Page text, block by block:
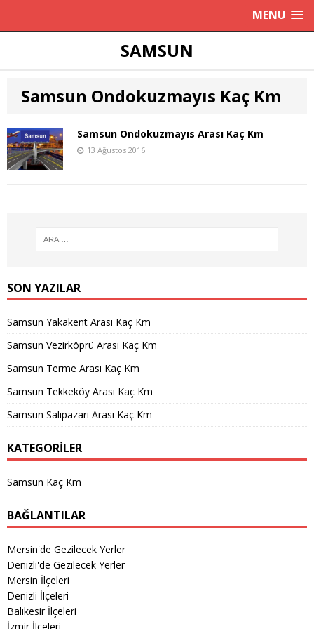
MENU
SAMSUN
Samsun Ondokuzmayıs Kaç Km
Samsun Ondokuzmayıs Arası Kaç Km
13 Ağustos 2016
SON YAZILAR
Samsun Yakakent Arası Kaç Km
Samsun Vezirköprü Arası Kaç Km
Samsun Terme Arası Kaç Km
Samsun Tekkeköy Arası Kaç Km
Samsun Salıpazarı Arası Kaç Km
KATEGORILER
Samsun Kaç Km
BAĞLANTILAR
Mersin'de Gezilecek Yerler
Denizli'de Gezilecek Yerler
Mersin İlçeleri
Denizli İlçeleri
Balıkesir İlçeleri
İzmir İlçeleri